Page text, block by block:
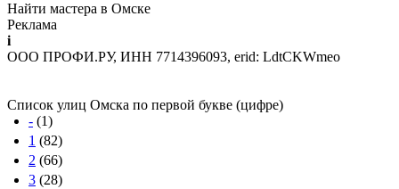
Найти мастера в Омске
Реклама
i
ООО ПРОФИ.РУ, ИНН 7714396093, erid: LdtCKWmeo
Список улиц Омска по первой букве (цифре)
- (1)
1 (82)
2 (66)
3 (28)